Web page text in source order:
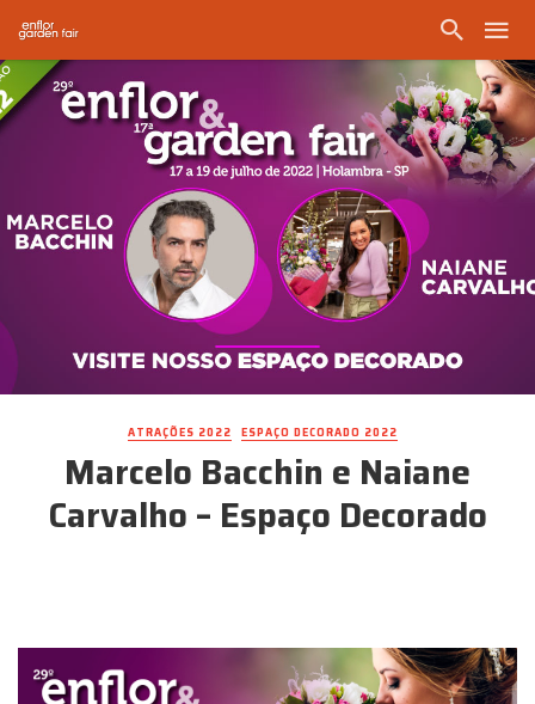
ATRAÇÕES 2022 ESPAÇO DECORADO 2022
Marcelo Bacchin e Naiane
Carvalho – Espaço Decorado